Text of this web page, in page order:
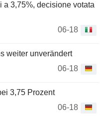
a 3,75%, decisione votata
06-18
weiter unverändert
06-18
3,75 Prozent
06-18